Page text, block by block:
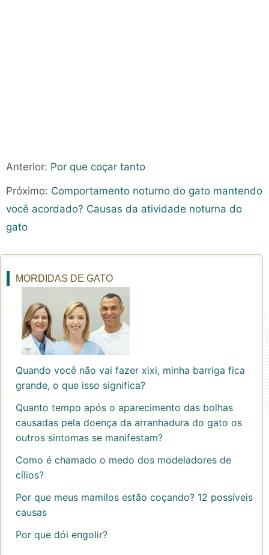
Anterior: Por que coçar tanto
Próximo: Comportamento noturno do gato mantendo
você acordado? Causas da atividade noturna do
gato
MORDIDAS DE GATO
Quando você não vai fazer xixi, minha barriga fica
grande, o que isso significa?
Quanto tempo após o aparecimento das bolhas
causadas pela doença da arranhadura do gato os
outros sintomas se manifestam?
Como é chamado o medo dos modeladores de
cílios?
Por que meus mamilos estão coçando? 12 possíveis
causas
Por que dói engolir?